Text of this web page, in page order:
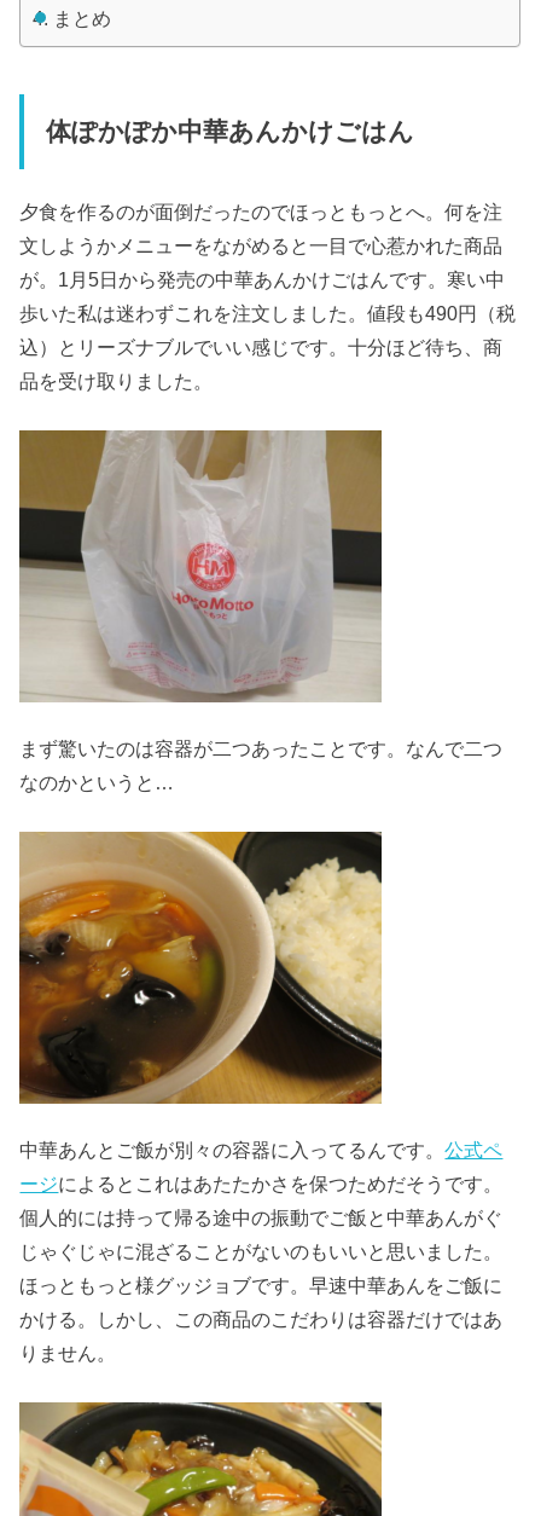
まとめ
体ぽかぽか中華あんかけごはん
夕食を作るのが面倒だったのでほっともっとへ。何を注
文しようかメニューをながめると一目で心惹かれた商品
が。1月5日から発売の中華あんかけごはんです。寒い中
歩いた私は迷わずこれを注文しました。値段も490円（税
込）とリーズナブルでいい感じです。十分ほど待ち、商
品を受け取りました。
まず驚いたのは容器が二つあったことです。なんで二つ
なのかというと…
中華あんとご飯が別々の容器に入ってるんです。公式ペ
ージによるとこれはあたたかさを保つためだそうです。
個人的には持って帰る途中の振動でご飯と中華あんがぐ
じゃぐじゃに混ざることがないのもいいと思いました。
ほっともっと様グッジョブです。早速中華あんをご飯に
かける。しかし、この商品のこだわりは容器だけではあ
りません。